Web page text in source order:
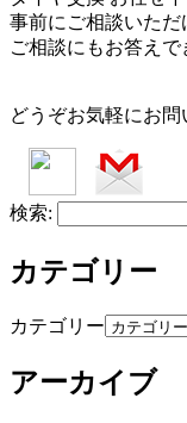
事前にご相談いた
ご相談にもお答えで
どうぞお気軽にお問
検索:
カテゴリー
カテゴリー
アーカイブ